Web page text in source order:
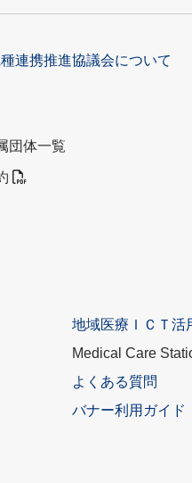
連携推進協議会について
団体一覧
地域医療ＩＣＴ活
Medical Care
よくある質問
バナー利用ガイド